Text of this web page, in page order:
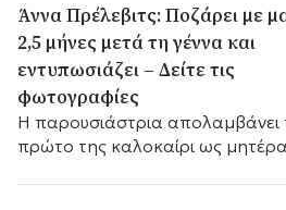
Άννα Πρέλεβιτς: Ποζάρει με
2,5 μήνες μετά τη γέννα και
εντυπωσιάζει – Δείτε τις
φωτογραφίες
Η παρουσιάστρια απολαμβάνει
πρώτο της καλοκαίρι ως